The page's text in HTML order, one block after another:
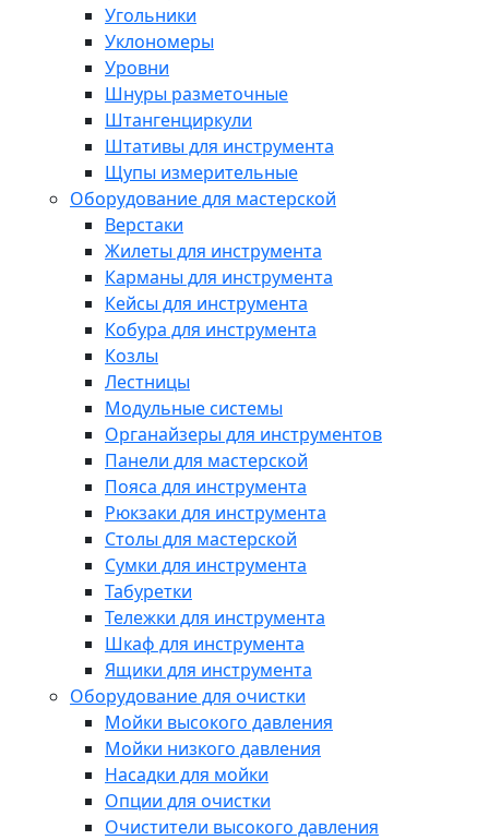
Угольники
Уклономеры
Уровни
Шнуры разметочные
Штангенциркули
Штативы для инструмента
Щупы измерительные
Оборудование для мастерской
Верстаки
Жилеты для инструмента
Карманы для инструмента
Кейсы для инструмента
Кобура для инструмента
Козлы
Лестницы
Модульные системы
Органайзеры для инструментов
Панели для мастерской
Пояса для инструмента
Рюкзаки для инструмента
Столы для мастерской
Сумки для инструмента
Табуретки
Тележки для инструмента
Шкаф для инструмента
Ящики для инструмента
Оборудование для очистки
Мойки высокого давления
Мойки низкого давления
Насадки для мойки
Опции для очистки
Очистители высокого давления